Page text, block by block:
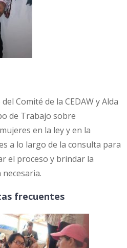
Comité de la CEDAW y Alda
de Trabajo sobre
en la ley y en la
a lo largo de la consulta para
el proceso y brindar la
frecuentes